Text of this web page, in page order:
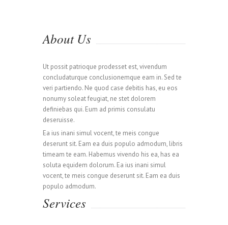
About Us
Ut possit patrioque prodesset est, vivendum
concludaturque conclusionemque eam in. Sed te
veri partiendo. Ne quod case debitis has, eu eos
nonumy soleat feugiat, ne stet dolorem
definiebas qui. Eum ad primis consulatu
deseruisse.
Ea ius inani simul vocent, te meis congue
deserunt sit. Eam ea duis populo admodum, libris
timeam te eam. Habemus vivendo his ea, has ea
soluta equidem dolorum. Ea ius inani simul
vocent, te meis congue deserunt sit. Eam ea duis
populo admodum.
Services